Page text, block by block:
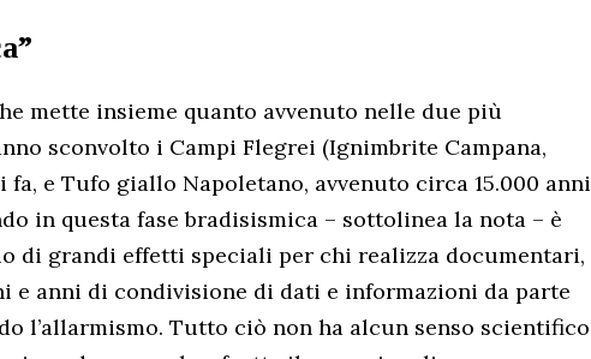
mette insieme quanto avvenuto nelle due più
sconvolto i Campi Flegrei (Ignimbrite Campana,
fa, e Tufo giallo Napoletano, avvenuto circa 15.000 anni
in questa fase bradisismica – sottolinea la nota – è
di grandi effetti speciali per chi realizza documentari,
e anni di condivisione di dati e informazioni da parte
l’allarmismo. Tutto ciò non ha alcun senso scientifico